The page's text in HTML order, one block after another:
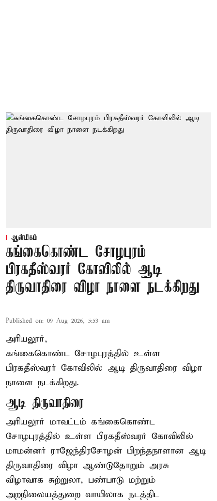
ஆன்மிகம்
கங்கைகொண்ட சோழபுரம்
பிரகதீஸ்வரர் கோவிலில் ஆடி
திருவாதிரை விழா நாளை நடக்கிறது
Published on: 09 Aug 2026, 5:53 am
அரியலூர்,
கங்கைகொண்ட சோழபுரத்தில் உள்ள
பிரகதீஸ்வரர் கோவிலில் ஆடி திருவாதிரை விழா
நாளை நடக்கிறது.
ஆடி திருவாதிரை
அரியலூர் மாவட்டம் கங்கைகொண்ட
சோழபுரத்தில் உள்ள பிரகதீஸ்வரர் கோவிலில்
மாமன்னர் ராஜேந்திரசோழன் பிறந்தநாளான ஆடி
திருவாதிரை விழா ஆண்டுதோறும் அரசு
விழாவாக சுற்றுலா, பண்பாடு மற்றும்
அறநிலையத்துறை வாயிலாக நடத்திட